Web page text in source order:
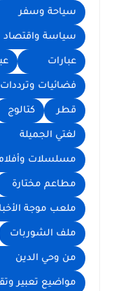
سياحة وسفر
سياسة واقتصاد
عبارات
فضائيات وترددات
قطر كتالوج
لغتي الجميلة
مسلسلات
مطاعم مختارة
ملعب موجة
ملف الشوربات
من وحي الدين
مواضيع تعبير